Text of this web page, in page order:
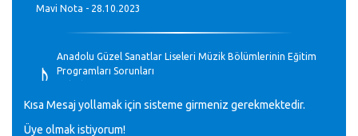
Mavi Nota - 28.10.2023
♪
Anadolu Güzel Sanatlar Liseleri Müzik Bölümlerinin Eğitim
Programları Sorunları
GEÇMİŞ OLSUN TÜRKİYE!
Kısa Mesaj yollamak için sisteme girmeniz gerekmektedir.
Üye olmak istiyorum!